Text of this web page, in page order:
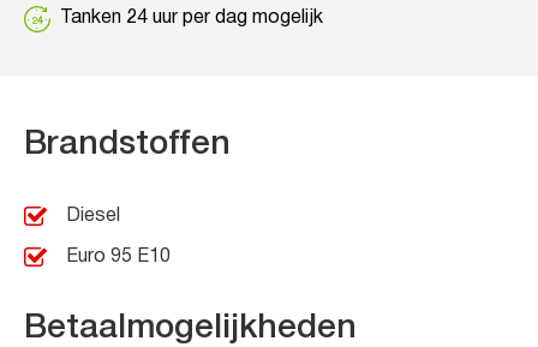
Tanken 24 uur per dag mogelijk
Brandstoffen
Diesel
Euro 95 E10
Betaalmogelijkheden